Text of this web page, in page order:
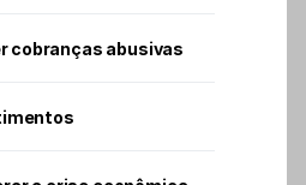
cobranças abusivas